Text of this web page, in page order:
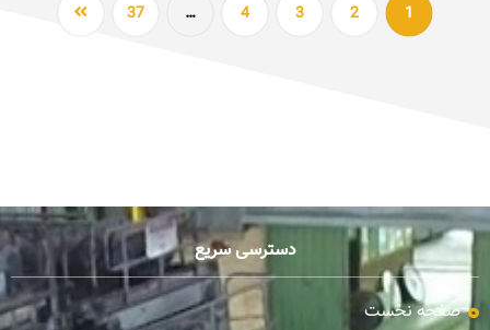
1
2
3
4
…
37
دسترسی سریع
صفحه نخست